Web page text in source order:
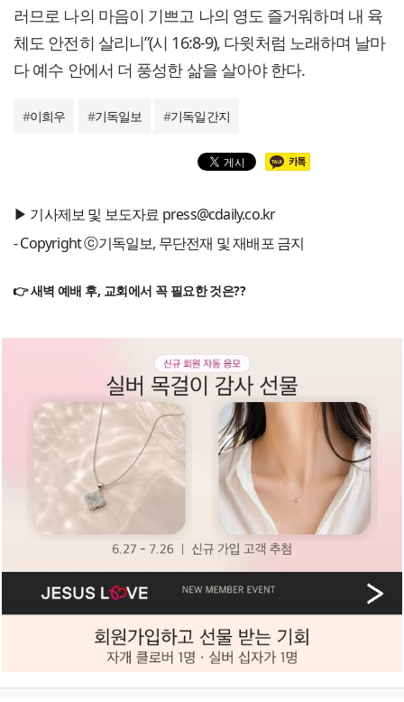
러므로 나의 마음이 기쁘고 나의 영도 즐거워하며 내 육
체도 안전히 살리니”(시 16:8-9), 다윗처럼 노래하며 날마
다 예수 안에서 더 풍성한 삶을 살아야 한다.
#이희우 #기독일보 #기독일간지
▶ 기사제보 및 보도자료 press@cdaily.co.kr
- Copyright ⓒ기독일보, 무단전재 및 재배포 금지
👉 새벽 예배 후, 교회에서 꼭 필요한 것은??